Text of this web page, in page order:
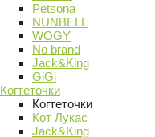
Petsona
NUNBELL
WOGY
No brand
Jack&King
GiGi
Когтеточки
Когтеточки
Кот Лукас
Jack&King